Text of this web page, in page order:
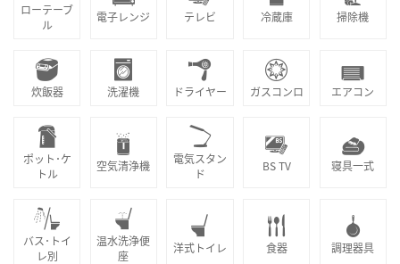
ローテーブ
ル
電子レンジ テレビ 冷蔵庫 掃除機
炊飯器 洗濯機 ドライヤー ガスコンロ エアコン
ポット･ケ
トル
空気清浄機
電気スタン
ド
BS TV 寝具一式
バス･トイ
レ別
温水洗浄便
座
洋式トイレ 食器 調理器具